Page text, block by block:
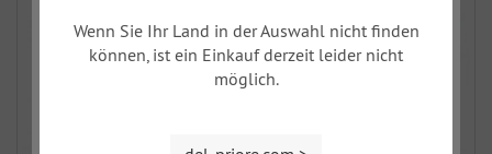
Wenn Sie Ihr Land in der Auswahl nicht finden
können, ist ein Einkauf derzeit leider nicht
möglich.